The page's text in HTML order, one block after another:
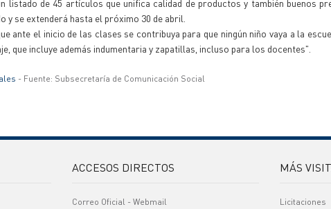
listado de 45 artículos que unifica calidad de productos y también buenos
y se extenderá hasta el próximo 30 de abril.
ante el inicio de las clases se contribuya para que ningún niño vaya a la
que incluye además indumentaria y zapatillas, incluso para los docentes".
- Fuente: Subsecretaría de Comunicación Social
ACCESOS DIRECTOS
Correo Oficial - Webmail
MÁS
Licitaciones